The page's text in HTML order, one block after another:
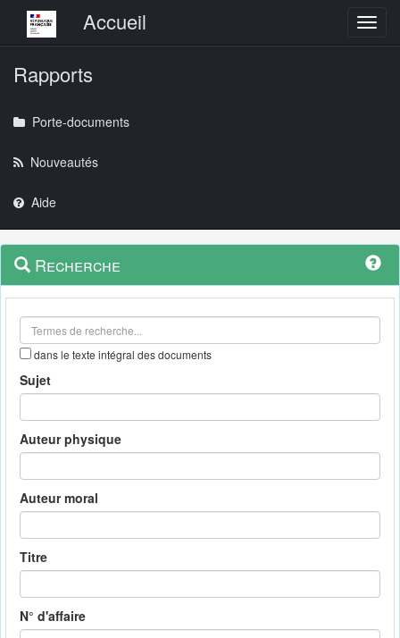
Menu principalAccueil
Rapports
Porte-documents
Nouveautés
Aide
Navigation
outils
Menu
contextuel
Recherche
dans le texte intégral des documents
Sujet
Auteur physique
Auteur moral
Titre
N° d'affaire